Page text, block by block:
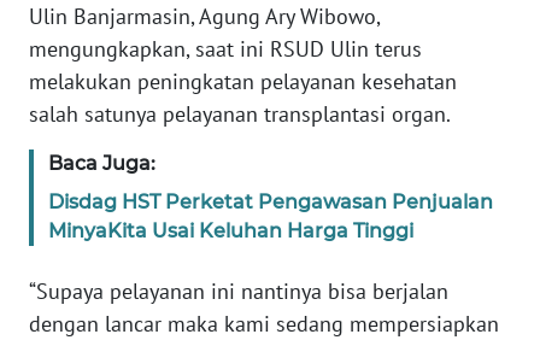
Ulin Banjarmasin, Agung Ary Wibowo,
mengungkapkan, saat ini RSUD Ulin terus
melakukan peningkatan pelayanan kesehatan
salah satunya pelayanan transplantasi organ.
Baca Juga:
Disdag HST Perketat Pengawasan Penjualan
MinyaKita Usai Keluhan Harga Tinggi
“Supaya pelayanan ini nantinya bisa berjalan
dengan lancar maka kami sedang mempersiapkan
DISCLAIMER
Wahana
News
Regional
WN
SUMUT
WN
JAKARTA